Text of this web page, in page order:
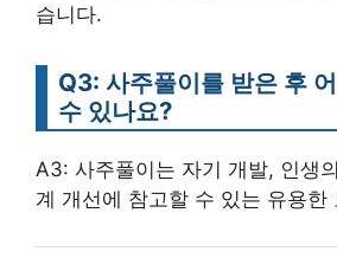
습니다.
Q3: 사주풀이를 받은 후
수 있나요?
A3: 사주풀이는 자기 개발, 인생
계 개선에 참고할 수 있는 유용한